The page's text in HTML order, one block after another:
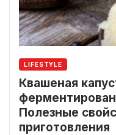
LIFESTYLE
Квашеная
Полезные
приготовления